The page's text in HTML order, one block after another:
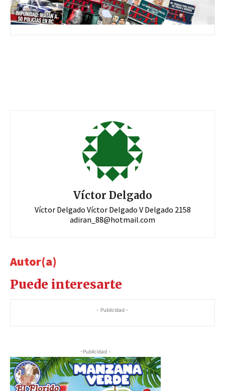
Víctor Delgado
Víctor Delgado Víctor Delgado V Delgado 2158
adiran_88@hotmail.com
Autor(a)
Puede interesarte
- Publicidad -
-Publicidad -